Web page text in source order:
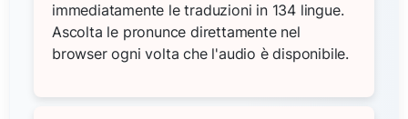
immediatamente le traduzioni in 134 lingue.
Ascolta le pronunce direttamente nel
browser ogni volta che l'audio è disponibile.